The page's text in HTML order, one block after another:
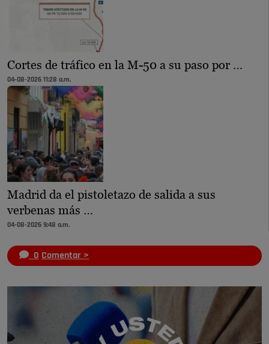
Cortes de tráfico en la M-50 a su paso por …
04-08-2026 11:28 a.m.
Madrid da el pistoletazo de salida a sus
verbenas más …
04-08-2026 9:48 a.m.
0 Comentar >